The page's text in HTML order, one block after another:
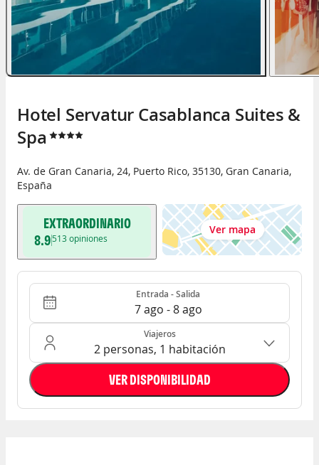
Hotel Servatur Casablanca Suites &
Spa
Av. de Gran Canaria, 24, Puerto Rico, 35130, Gran Canaria,
España
EXTRAORDINARIO
8.9513 opiniones
Ver mapa
Entrada - Salida Entrada - Salida
7 ago - 8 ago
Ocupación: 2 personas, 1 habitación
Viajeros
2 personas, 1 habitación
VER DISPONIBILIDAD